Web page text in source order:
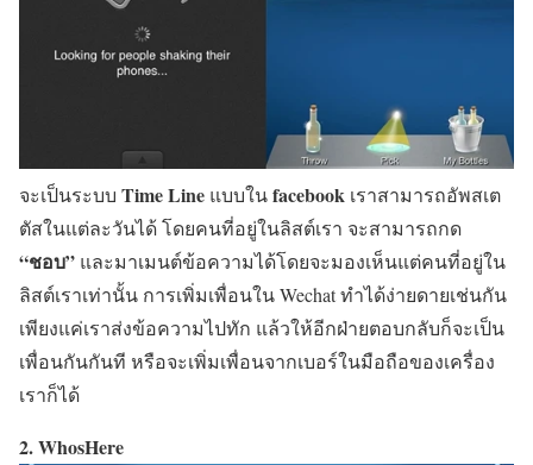
จะเป็นระบบ Time Line แบบในfacebook เราสามารถอัพสเต
ตัสในแต่ละวันได้ โดยคนที่อยู่ในลิสต์เรา จะสามารถกด
“ชอบ” และมาเมนต์ข้อความได้โดยจะมองเห็นแต่คนที่อยู่ใน
ลิสต์เราเท่านั้น การเพิ่มเพื่อนใน Wechat ทำได้ง่ายดายเช่นกัน
เพียงแค่เราส่งข้อความไปทัก แล้วให้อีกฝ่ายตอบกลับก็จะเป็น
เพื่อนกันกันที หรือจะเพิ่มเพื่อนจากเบอร์ในมือถือของเครื่อง
เราก็ได้
2. WhosHere